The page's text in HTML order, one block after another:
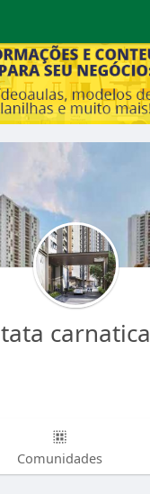
tata carnatica
Comunidades